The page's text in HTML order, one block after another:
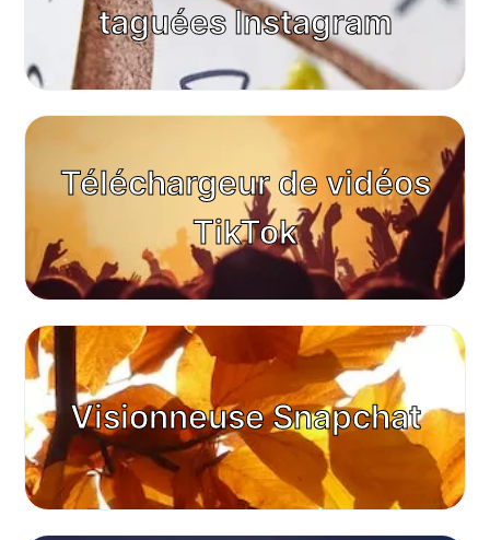
taguées Instagram
Téléchargeur de vidéos
TikTok
Visionneuse Snapchat